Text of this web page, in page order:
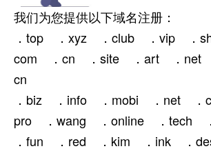
我们为您提供以下域名注册：
．top ．xyz ．club ．vip ．
com ．cn ．site ．art ．net
cn
．biz ．info ．mobi ．net ．
pro ．wang ．online ．tech
．fun ．red ．kim ．ink ．